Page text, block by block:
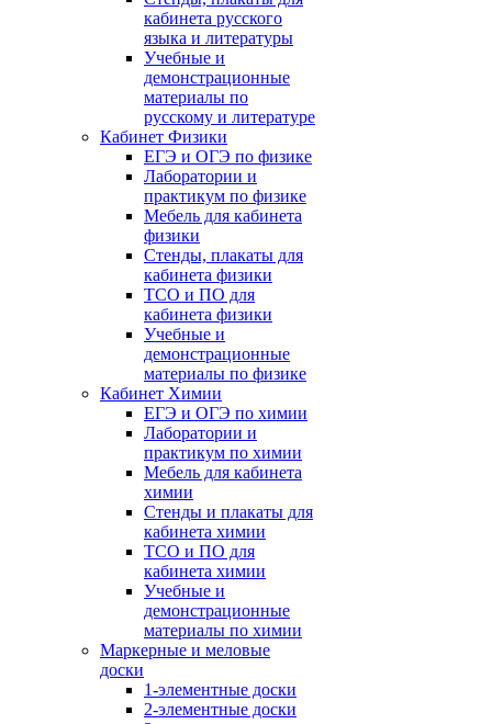
кабинета русского
языка и литературы
Учебные и
демонстрационные
материалы по
русскому и литературе
Кабинет Физики
ЕГЭ и ОГЭ по физике
Лаборатории и
практикум по физике
Мебель для кабинета
физики
Стенды, плакаты для
кабинета физики
ТСО и ПО для
кабинета физики
Учебные и
демонстрационные
материалы по физике
Кабинет Химии
ЕГЭ и ОГЭ по химии
Лаборатории и
практикум по химии
Мебель для кабинета
химии
Стенды и плакаты для
кабинета химии
ТСО и ПО для
кабинета химии
Учебные и
демонстрационные
материалы по химии
Маркерные и меловые
доски
1-элементные доски
2-элементные доски